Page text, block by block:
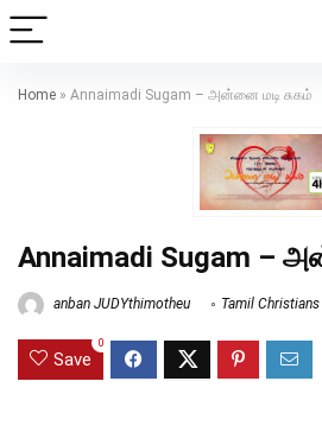
Home » Annaimadi Sugam – அன்னை மடி சுகம்
Annaimadi Sugam –
anban JUDYthimotheu Tamil
Save
0